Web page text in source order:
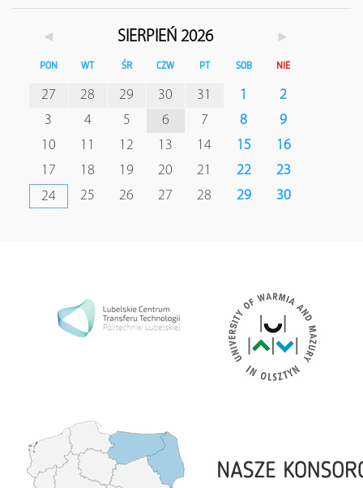
◄ SIERPIEŃ 2026 ►
PON WT ŚR CZW PT SOB NIE
27 28 29 30 31 1
2
3
4 5 6 7 8
9
10
11 12 13 14 15
16
17
18 19 20 21 22
23
24
25 26 27 28 29 30